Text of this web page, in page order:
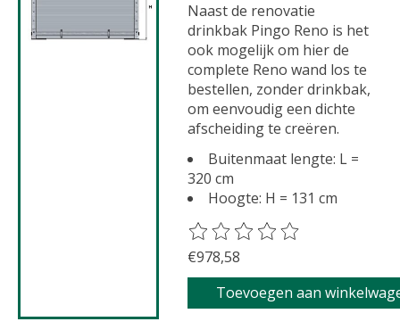
Naast de renovatie
drinkbak Pingo Reno is het
ook mogelijk om hier de
complete Reno wand los te
bestellen, zonder drinkbak,
om eenvoudig een dichte
afscheiding te creëren.
Buitenmaat lengte: L =
320 cm
Hoogte: H = 131 cm
De beoordeling van dit
€978,58
Toevoegen aan